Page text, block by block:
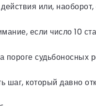
или,
если число 10
пороге судьбоносных
шаг, который давно